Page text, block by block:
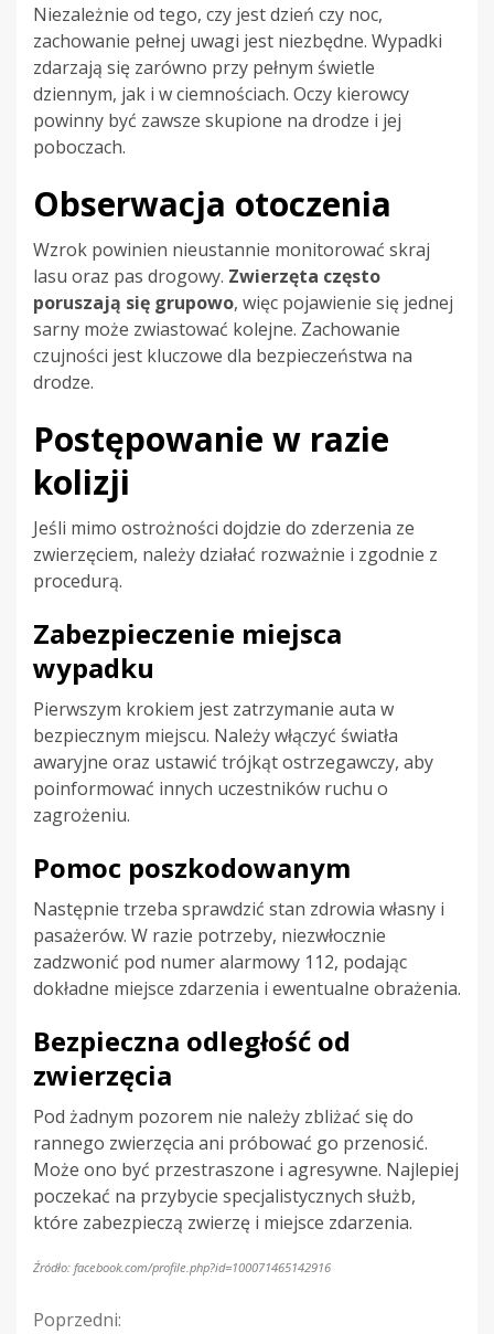
Niezależnie od tego, czy jest dzień czy noc,
zachowanie pełnej uwagi jest niezbędne. Wypadki
zdarzają się zarówno przy pełnym świetle
dziennym, jak i w ciemnościach. Oczy kierowcy
powinny być zawsze skupione na drodze i jej
poboczach.
Obserwacja otoczenia
Wzrok powinien nieustannie monitorować skraj
lasu oraz pas drogowy. Zwierzęta często
poruszają się grupowo, więc pojawienie się jednej
sarny może zwiastować kolejne. Zachowanie
czujności jest kluczowe dla bezpieczeństwa na
drodze.
Postępowanie w razie
kolizji
Jeśli mimo ostrożności dojdzie do zderzenia ze
zwierzęciem, należy działać rozważnie i zgodnie z
procedurą.
Zabezpieczenie miejsca
wypadku
Pierwszym krokiem jest zatrzymanie auta w
bezpiecznym miejscu. Należy włączyć światła
awaryjne oraz ustawić trójkąt ostrzegawczy, aby
poinformować innych uczestników ruchu o
zagrożeniu.
Pomoc poszkodowanym
Następnie trzeba sprawdzić stan zdrowia własny i
pasażerów. W razie potrzeby, niezwłocznie
zadzwonić pod numer alarmowy 112, podając
dokładne miejsce zdarzenia i ewentualne obrażenia.
Bezpieczna odległość od
zwierzęcia
Pod żadnym pozorem nie należy zbliżać się do
rannego zwierzęcia ani próbować go przenosić.
Może ono być przestraszone i agresywne. Najlepiej
poczekać na przybycie specjalistycznych służb,
które zabezpieczą zwierzę i miejsce zdarzenia.
Źródło: facebook.com/profile.php?id=100071465142916
Poprzedni: